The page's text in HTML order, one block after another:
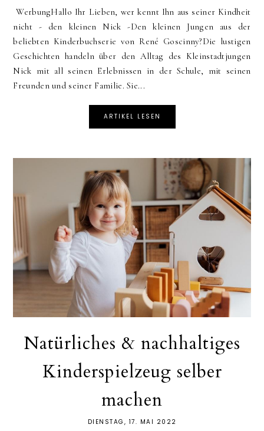
WerbungHallo Ihr Lieben, wer kennt Ihn aus seiner Kindheit
nicht - den kleinen Nick -Den kleinen Jungen aus der
beliebten Kinderbuchserie von René Goscinny?Die lustigen
Geschichten handeln über den Alltag des Kleinstadtjungen
Nick mit all seinen Erlebnissen in der Schule, mit seinen
Freunden und seiner Familie. Sie...
ARTIKEL LESEN
Natürliches & nachhaltiges
Kinderspielzeug selber
machen
DIENSTAG, 17. MAI 2022